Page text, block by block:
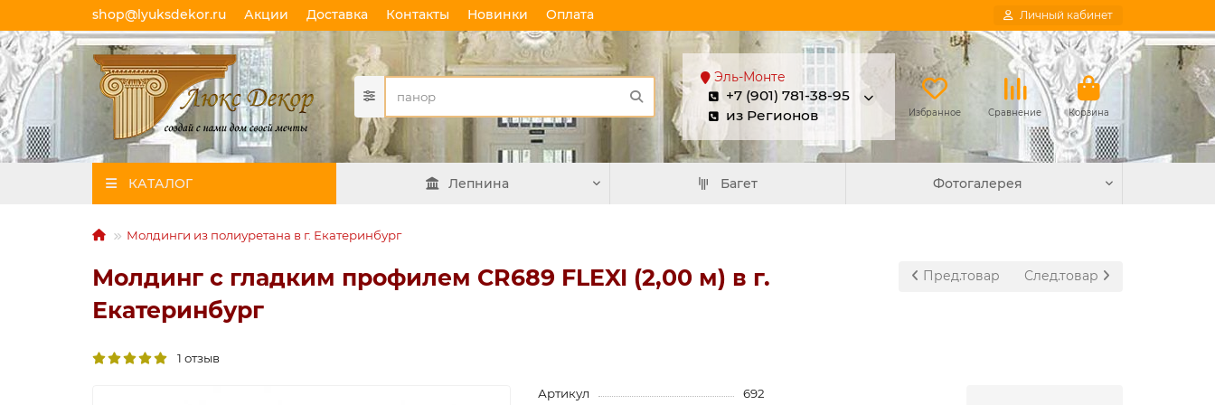
shop@lyuksdekor.ru Акции Доставка Контакты Новинки Оплата Личный кабинет
Эль-Монте
+7 (901) 781-38-95
из Регионов
Избранное Сравнение Корзина
КАТАЛОГ Лепнина Багет Фотогалерея
Молдинги из полиуретана в г. Екатеринбург
Пред.товар След.товар
Молдинг с гладким профилем CR689 FLEXI (2,00 м) в г.
Екатеринбург
1 отзыв
Артикул
692